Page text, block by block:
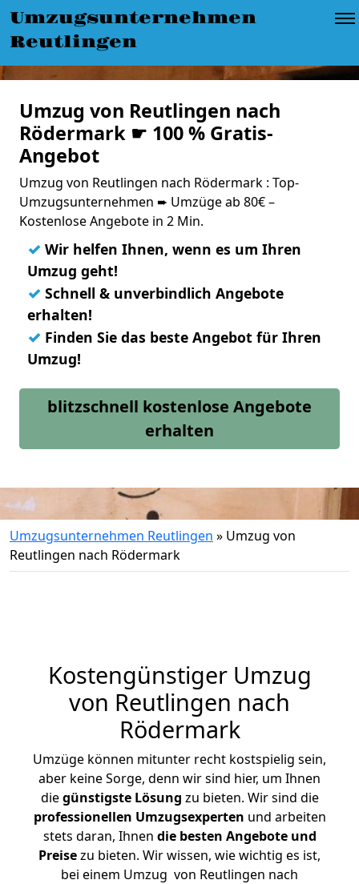
Umzugsunternehmen
Reutlingen
Umzug von Reutlingen nach
Rödermark ☛ 100 % Gratis-
Angebot
Umzug von Reutlingen nach Rödermark : Top-
Umzugsunternehmen ➨ Umzüge ab 80€ –
Kostenlose Angebote in 2 Min.
✓ Wir helfen Ihnen, wenn es um Ihren
Umzug geht!
✓ Schnell & unverbindlich Angebote
erhalten!
✓ Finden Sie das beste Angebot für Ihren
Umzug!
blitzschnell kostenlose Angebote
erhalten
Umzugsunternehmen Reutlingen » Umzug von
Reutlingen nach Rödermark
Kostengünstiger Umzug
von Reutlingen nach
Rödermark
Umzüge können mitunter recht kostspielig sein,
aber keine Sorge, denn wir sind hier, um Ihnen
diegünstigste Lösung zu bieten. Wir sind die
professionellen Umzugsexperten und arbeiten
stets daran, Ihnen die besten Angebote und
Preisezu bieten. Wir wissen, wie wichtig es ist,
bei einem Umzug von Reutlingen nach